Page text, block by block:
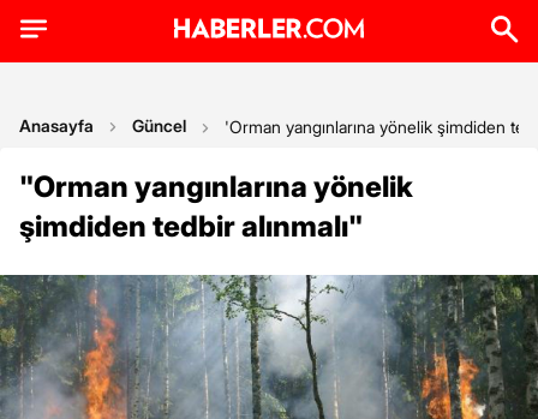
Anasayfa Güncel 'Orman yangınlarına yönelik şimdiden
"Orman yangınlarına yönelik
şimdiden tedbir alınmalı"